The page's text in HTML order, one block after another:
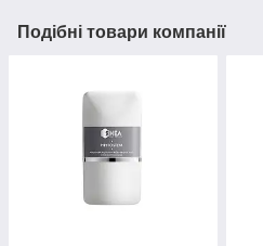
Подібні товари компанії